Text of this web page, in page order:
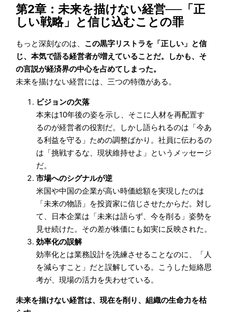
第2章：未来を描けない経営──「正
しい戦略」と信じ込むことの罪
もっと深刻なのは、 この黒字リストラを「正しい」と信
じ、本気で語る経営者が増えていることだ。しかも、そ
の言説が経済界の中心を占めてしまった。
未来を描けない経営には、三つの特徴がある。
ビジョンの欠落
本来は10年後の姿を示し、そこに人材を再配置す
るのが経営者の役割だ。しかし語られるのは「今あ
る利益を守る」ための調整ばかり。社員に伝わるの
は「挑戦するな、現状維持せよ」というメッセージ
だ。
市場へのシグナルが逆
米国や中国の企業が高い時価総額を実現したのは
「未来の物語」を投資家に信じさせたからだ。対し
て、日本企業は「未来は語らず、今を削る」姿勢を
見せ続けた。その差が株価にも如実に反映された。
効率化の誤解
効率化とは業務設計を洗練させることなのに、「人
を減らすこと」だと誤解している。こうした短絡思
考が、現場の活力を失わせている。
未来を描けない経営は、現在を削り、組織の生命力を枯